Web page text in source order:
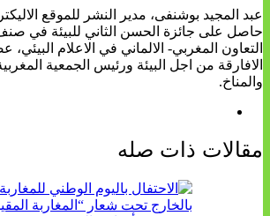
عبد المجيد بوشنفى، مدير النشر للموقع
حاصل على جائزة الحسن الثاني للبيئة في صنف
التعاون المغربي- الالماني في الاعلام
الافارقة من اجل البيئة ورئيس الجمعية
والمناخ.
مقالات ذات صله